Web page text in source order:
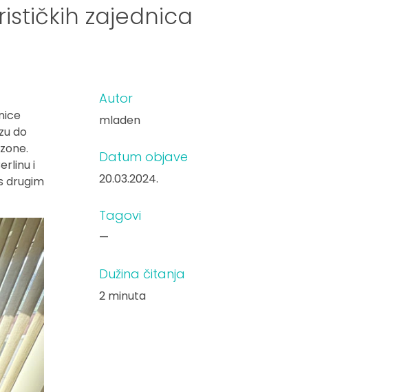
zajednica
do
i
drugim
Autor
mladen
Datum objave
20.03.2024.
Tagovi
—
Dužina čitanja
2 minuta